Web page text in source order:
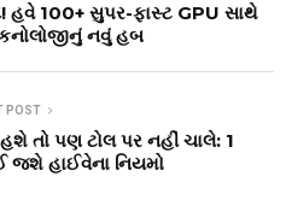
હવે 100+ સુપર-ફાસ્ટ GPU સાથે
નવું હબ
POST
હશે તો પણ ટોલ પર નહીં ચાલે: 1
જશે હાઈવેના નિયમો